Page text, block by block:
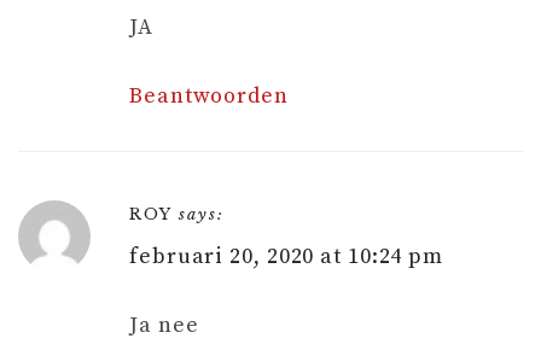
JA
Beantwoorden
ROY says:
februari 20, 2020 at 10:24 pm
Ja nee